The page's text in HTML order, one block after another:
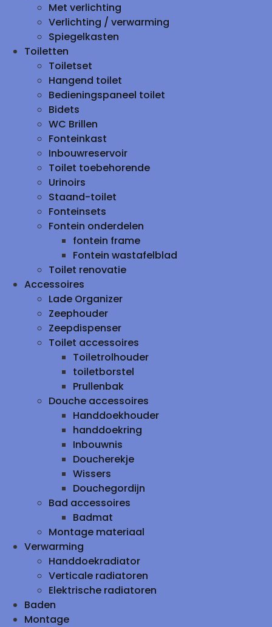
Met verlichting
Verlichting / verwarming
Spiegelkasten
Toiletten
Toiletset
Hangend toilet
Bedieningspaneel toilet
Bidets
WC Brillen
Fonteinkast
Inbouwreservoir
Toilet toebehorende
Urinoirs
Staand-toilet
Fonteinsets
Fontein onderdelen
fontein frame
Fontein wastafelblad
Toilet renovatie
Accessoires
Lade Organizer
Zeephouder
Zeepdispenser
Toilet accessoires
Toiletrolhouder
toiletborstel
Prullenbak
Douche accessoires
Handdoekhouder
handdoekring
Inbouwnis
Doucherekje
Wissers
Douchegordijn
Bad accessoires
Badmat
Montage materiaal
Verwarming
Handdoekradiator
Verticale radiatoren
Elektrische radiatoren
Baden
Montage